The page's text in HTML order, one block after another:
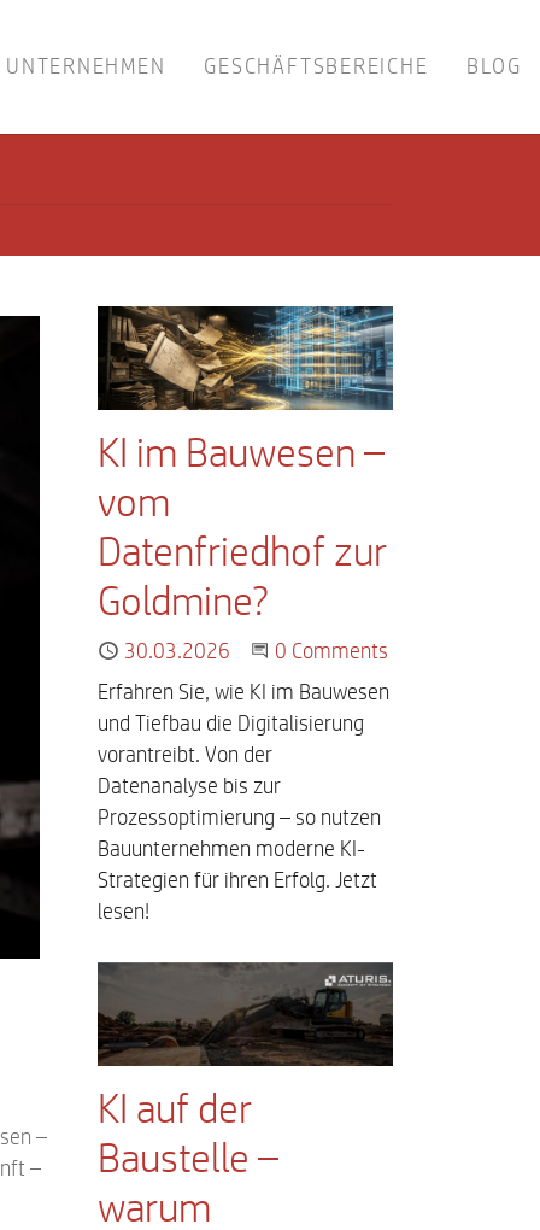
UNTERNEHMEN GESCHÄFTSBEREICHE BLOG
–
–
KI im Bauwesen –
vom
Datenfriedhof zur
Goldmine?
Published
30.03.2026 Start the Conversation
0 Comments
Erfahren Sie, wie KI im Bauwesen
und Tiefbau die Digitalisierung
vorantreibt. Von der
Datenanalyse bis zur
Prozessoptimierung – so nutzen
Bauunternehmen moderne KI-
Strategien für ihren Erfolg. Jetzt
lesen!
KI auf der
Baustelle –
warum